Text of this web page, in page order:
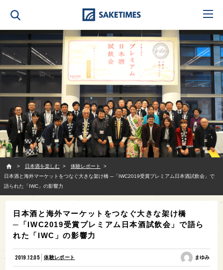
日本酒を楽しむ
体験レポート
日本酒と海外マーケットをつなぐ大きな架け橋 ─「IWC2019受賞プレミアム日本酒試飲会」で
語られた「IWC」の影響力
日本酒と海外マーケットをつなぐ大きな架け橋
─「IWC2019受賞プレミアム日本酒試飲会」で語ら
れた「IWC」の影響力
2019.12.05 体験レポート まゆみ